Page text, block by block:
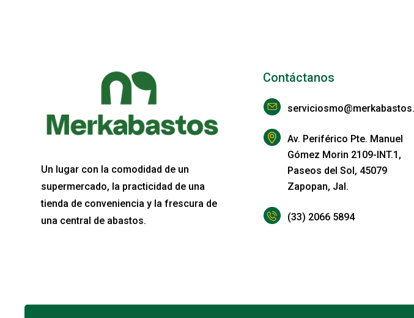
Un lugar con la comodidad de un
supermercado, la practicidad de una
tienda de conveniencia y la frescura de
una central de abastos.
Contáctanos
Av. Periférico Pte. Manuel
Gómez Morin 2109-INT.1,
Paseos del Sol, 45079
Zapopan, Jal.
(33) 2066 5894